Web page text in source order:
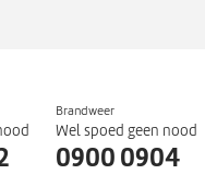
Brandweer
Wel spoed geen nood
0900 0904